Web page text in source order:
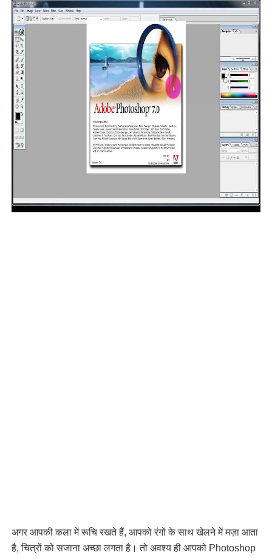
अगर आपकी कला में रूचि रखते हैं, आपको रंगों के साथ खेलने में मज़ा आता
है, चित्रों को सजाना अच्छा लगता है। तो अवश्य ही आपको Photoshop